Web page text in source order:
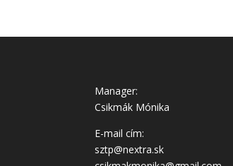
Manager:
Csikmák Mónika
E-mail cím:
sztp@nextra.sk